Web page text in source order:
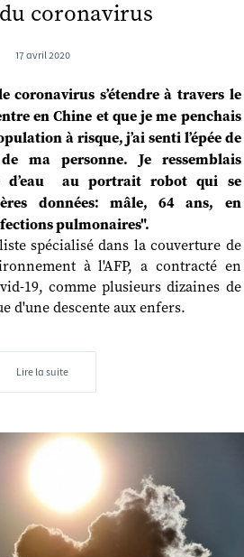
coronavirus
17 avril 2020
coronavirus s’étendre à travers le
en Chine et que je me penchais
à risque, j’ai senti l’épée de
ma personne. Je ressemblais
d’eau au portrait robot qui se
données: mâle, 64 ans, en
pulmonaires".
spécialisé dans la couverture de
à l'AFP, a contracté en
19, comme plusieurs dizaines de
d'une descente aux enfers.
Lire la suite